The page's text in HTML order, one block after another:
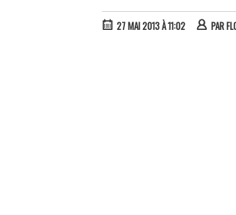
27 MAI 2013 À 11:02 PAR